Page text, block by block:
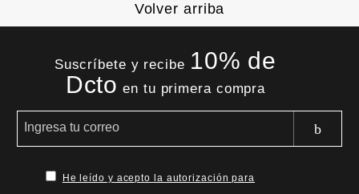
Volver arriba
Suscríbete y recibe 10% de
Dcto en tu primera compra
He leído y acepto la autorización para